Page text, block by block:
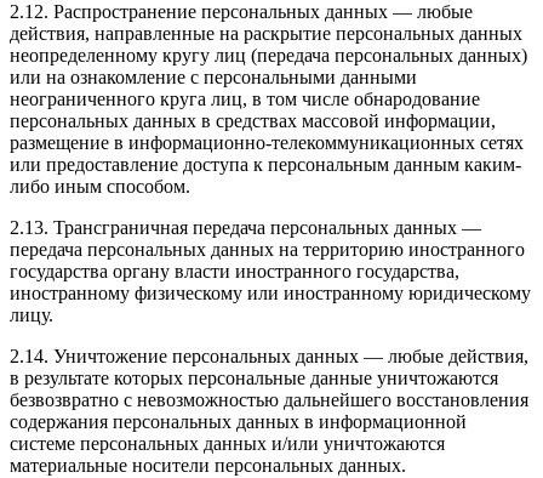
2.12. Распространение персональных данных — любые
действия, направленные на раскрытие персональных данных
неопределенному кругу лиц (передача персональных данных)
или на ознакомление с персональными данными
неограниченного круга лиц, в том числе обнародование
персональных данных в средствах массовой информации,
размещение в информационно-телекоммуникационных сетях
или предоставление доступа к персональным данным каким-
либо иным способом.
2.13. Трансграничная передача персональных данных —
передача персональных данных на территорию иностранного
государства органу власти иностранного государства,
иностранному физическому или иностранному юридическому
лицу.
2.14. Уничтожение персональных данных — любые действия,
в результате которых персональные данные уничтожаются
безвозвратно с невозможностью дальнейшего восстановления
содержания персональных данных в информационной
системе персональных данных и/или уничтожаются
материальные носители персональных данных.